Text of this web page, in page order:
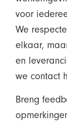
voor
We
elkaar,
en
we contact
Breng